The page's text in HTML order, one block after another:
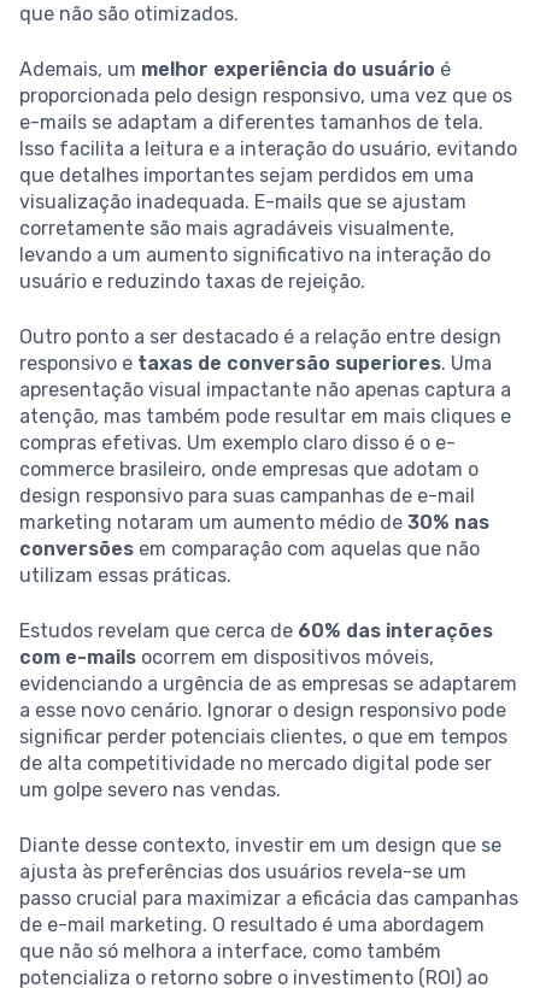
que não são otimizados.
Ademais, um melhor experiência do usuário é
proporcionada pelo design responsivo, uma vez que os
e-mails se adaptam a diferentes tamanhos de tela.
Isso facilita a leitura e a interação do usuário, evitando
que detalhes importantes sejam perdidos em uma
visualização inadequada. E-mails que se ajustam
corretamente são mais agradáveis visualmente,
levando a um aumento significativo na interação do
usuário e reduzindo taxas de rejeição.
Outro ponto a ser destacado é a relação entre design
responsivo e taxas de conversão superiores. Uma
apresentação visual impactante não apenas captura a
atenção, mas também pode resultar em mais cliques e
compras efetivas. Um exemplo claro disso é o e-
commerce brasileiro, onde empresas que adotam o
design responsivo para suas campanhas de e-mail
marketing notaram um aumento médio de 30% nas
conversões em comparação com aquelas que não
utilizam essas práticas.
Estudos revelam que cerca de 60% das interações
com e-mails ocorrem em dispositivos móveis,
evidenciando a urgência de as empresas se adaptarem
a esse novo cenário. Ignorar o design responsivo pode
significar perder potenciais clientes, o que em tempos
de alta competitividade no mercado digital pode ser
um golpe severo nas vendas.
Diante desse contexto, investir em um design que se
ajusta às preferências dos usuários revela-se um
passo crucial para maximizar a eficácia das campanhas
de e-mail marketing. O resultado é uma abordagem
que não só melhora a interface, como também
potencializa o retorno sobre o investimento (ROI) ao